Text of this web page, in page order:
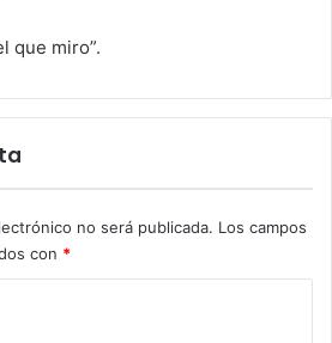
que miro”.
no será publicada. Los campos
con *